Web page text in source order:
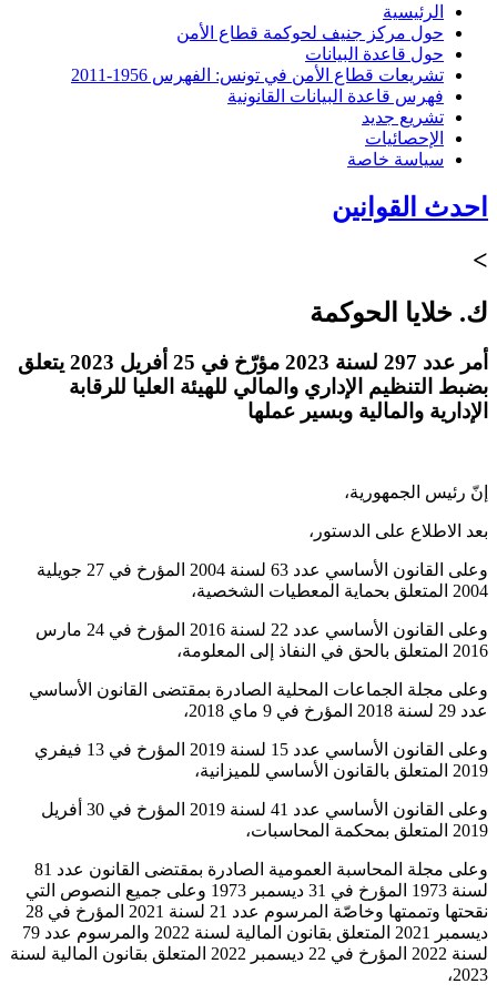
الرئيسية
حول مركز جنيف لحوكمة قطاع الأمن
حول قاعدة البيانات
تشريعات قطاع الأمن في تونس: الفهرس 1956-2011
فهرس قاعدة البيانات القانونية
تشريع جديد
الإحصائيات
سياسة خاصة
احدث القوانين
>
ك. خلايا الحوكمة
أمر عدد 297 لسنة 2023 مؤرّخ في 25 أفريل 2023 يتعلق
بضبط التنظيم الإداري والمالي للهيئة العليا للرقابة
الإدارية والمالية وبسير عملها
إنّ رئيس الجمهورية،
بعد الاطلاع على الدستور،
وعلى القانون الأساسي عدد 63 لسنة 2004 المؤرخ في 27 جويلية
2004 المتعلق بحماية المعطيات الشخصية،
وعلى القانون الأساسي عدد 22 لسنة 2016 المؤرخ في 24 مارس
2016 المتعلق بالحق في النفاذ إلى المعلومة،
وعلى مجلة الجماعات المحلية الصادرة بمقتضى القانون الأساسي
عدد 29 لسنة 2018 المؤرخ في 9 ماي 2018،
وعلى القانون الأساسي عدد 15 لسنة 2019 المؤرخ في 13 فيفري
2019 المتعلق بالقانون الأساسي للميزانية،
وعلى القانون الأساسي عدد 41 لسنة 2019 المؤرخ في 30 أفريل
2019 المتعلق بمحكمة المحاسبات،
وعلى مجلة المحاسبة العمومية الصادرة بمقتضى القانون عدد 81
لسنة 1973 المؤرخ في 31 ديسمبر 1973 وعلى جميع النصوص التي
نقحتها وتممتها وخاصّة المرسوم عدد 21 لسنة 2021 المؤرخ في 28
ديسمبر 2021 المتعلق بقانون المالية لسنة 2022 والمرسوم عدد 79
لسنة 2022 المؤرخ في 22 ديسمبر 2022 المتعلق بقانون المالية لسنة
2023،